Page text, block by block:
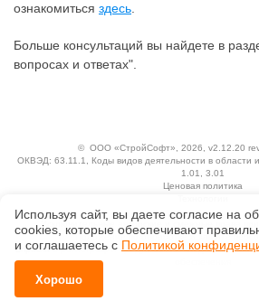
ознакомиться здесь.
Больше консультаций вы найдете в
вопросах и ответах".
© ООО «СтройСофт» , 2026, v2.12.20
ОКВЭД: 63.11.1, Коды видов деятельности в области
1.01, 3.01
Ценовая политика
Исключительные авторские и смежные права
Положение по обработке и защите
Справка о регистрации продуктов АО «Кодекс» в
Используя сайт, вы даете согласие на
сооkiеs, которые обеспечивают
и соглашаетесь с Политикой
Хорошо